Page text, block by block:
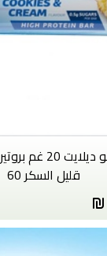
بروتين بار فت
قليل السكر 60